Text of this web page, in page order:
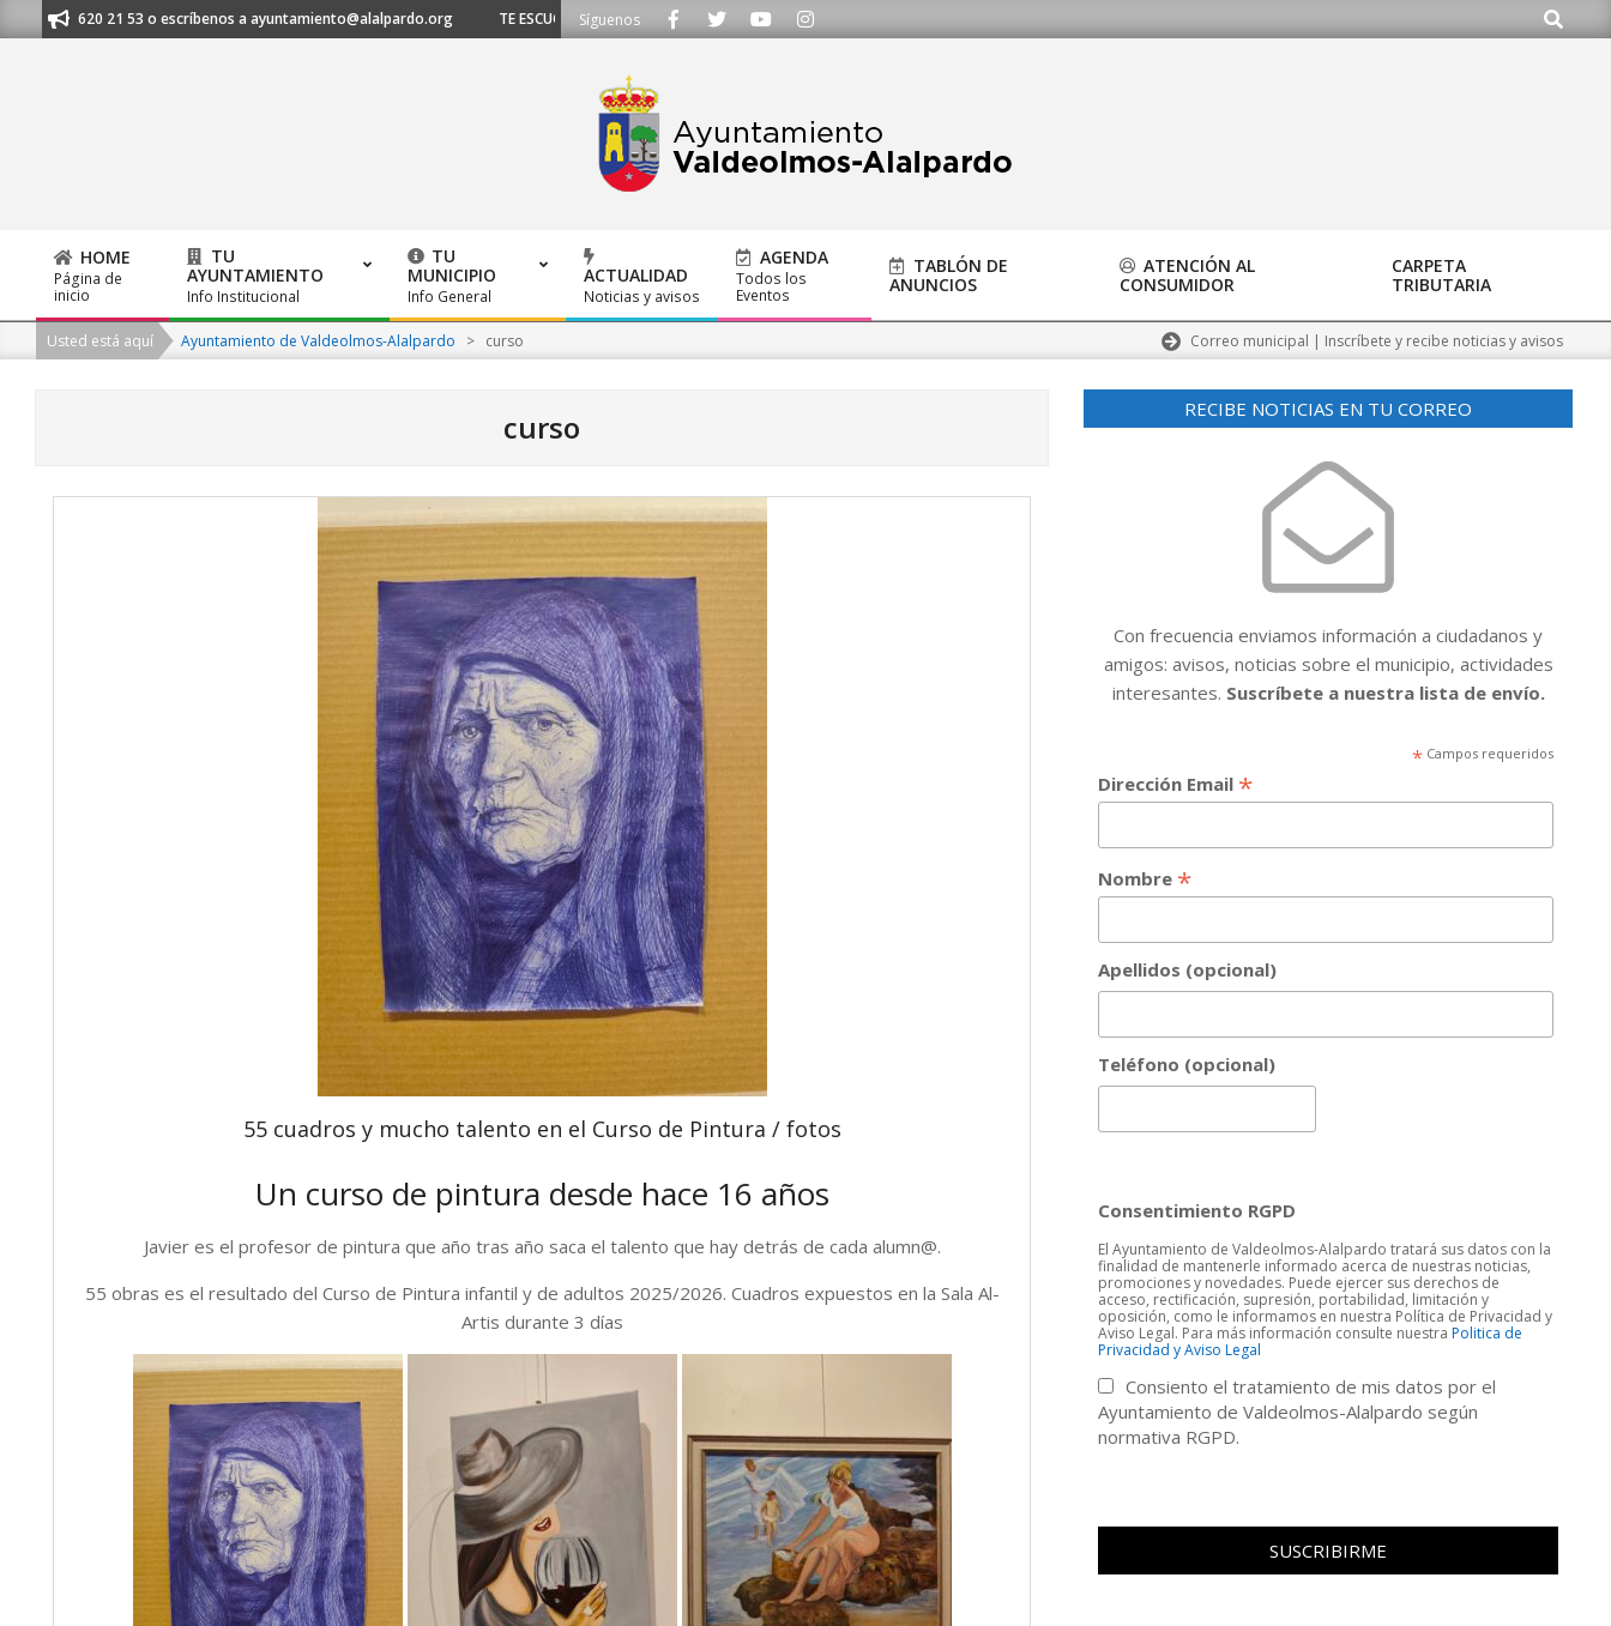
to
91 620 21 53 o escríbenos a ayuntamiento@alalpardo.org TE ESCUCHAMOS - Llámanos al 91 620 21 53 o escríbenos a ayuntamiento@alalpardo.org
Síguenos Buscar
Primary
Navigation
Menu
HOME
Página de
inicio
TU
AYUNTAMIENTO
Info Institucional
TU
MUNICIPIO
Info General
ACTUALIDAD
Noticias y avisos
AGENDA
Todos los
Eventos
TABLÓN DE
ANUNCIOS
ATENCIÓN AL
CONSUMIDOR
CARPETA
TRIBUTARIA
Usted está aquí Ayuntamiento de Valdeolmos-Alalpardo > curso Correo municipal | Inscríbete y recibe noticias y avisos
curso
55 cuadros y mucho talento en el Curso de Pintura / fotos
Un curso de pintura desde hace 16 años
Javier es el profesor de pintura que año tras año saca el talento que hay detrás de cada alumn@.
55 obras es el resultado del Curso de Pintura infantil y de adultos 2025/2026. Cuadros expuestos en la Sala Al-
Artis durante 3 días
RECIBE NOTICIAS EN TU CORREO
Con frecuencia enviamos información a ciudadanos y
amigos: avisos, noticias sobre el municipio, actividades
interesantes. Suscríbete a nuestra lista de envío.
* Campos requeridos
Dirección Email *
Nombre *
Apellidos (opcional)
Teléfono (opcional)
Consentimiento RGPD
El Ayuntamiento de Valdeolmos-Alalpardo tratará sus datos con la
finalidad de mantenerle informado acerca de nuestras noticias,
promociones y novedades. Puede ejercer sus derechos de
acceso, rectificación, supresión, portabilidad, limitación y
oposición, como le informamos en nuestra Política de Privacidad y
Aviso Legal. Para más información consulte nuestraPolitica de
Privacidad y Aviso Legal
Consiento el tratamiento de mis datos por el
Ayuntamiento de Valdeolmos-Alalpardo según
normativa RGPD.